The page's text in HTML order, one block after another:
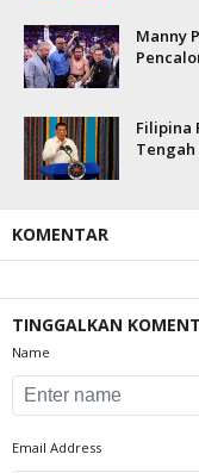
Manny
Filipina
KOMENTAR
TINGGALKAN
Name
Email Address